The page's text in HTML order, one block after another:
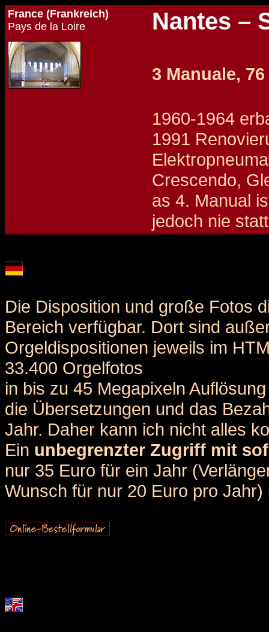
France (Frankreich)
Pays de la Loire
Nantes –
3 Manuale,
1960-1964
1991
Crescendo,
as 4. Manual
jedoch nie
Die Disposition und große Fotos
Bereich verfügbar. Dort sind
Orgeldispositionen jeweils im
33.400 Orgelfotos
in bis zu 45 Megapixeln
die Übersetzungen und das
Jahr. Daher kann ich nicht alles
Ein unbegrenzter Zugriff mit
nur 35 Euro für ein Jahr
Wunsch für nur 20 Euro pro